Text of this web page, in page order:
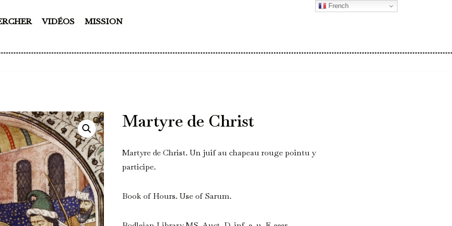
VIDÉOS MISSION
Martyre de Christ
Martyre de Christ. Un juif au chapeau rouge pointu y
participe.
Book of Hours. Use of Sarum.
French